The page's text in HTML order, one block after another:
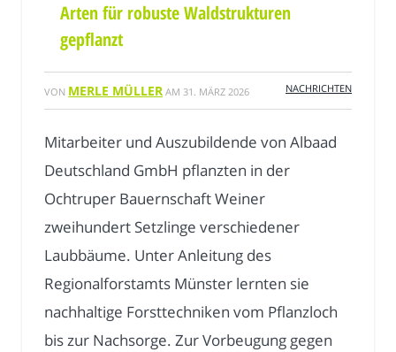
Arten für robuste Waldstrukturen
gepflanzt
VON MERLE MÜLLER AM 31. MÄRZ 2026 NACHRICHTEN
Mitarbeiter und Auszubildende von Albaad
Deutschland GmbH pflanzten in der
Ochtruper Bauernschaft Weiner
zweihundert Setzlinge verschiedener
Laubbäume. Unter Anleitung des
Regionalforstamts Münster lernten sie
nachhaltige Forsttechniken vom Pflanzloch
bis zur Nachsorge. Zur Vorbeugung gegen